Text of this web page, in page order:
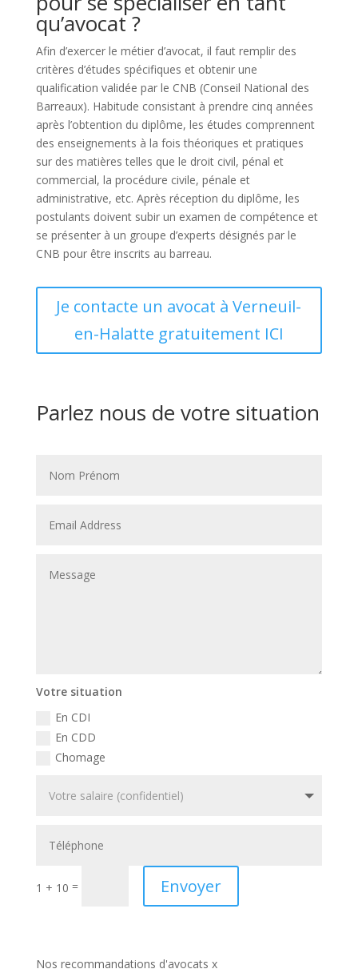
qu’avocat ?
Afin d’exercer le métier d’avocat, il faut remplir des
critères d’études spécifiques et obtenir une
qualification validée par le CNB (Conseil National des
Barreaux). Habitude consistant à prendre cinq années
après l’obtention du diplôme, les études comprennent
des enseignements à la fois théoriques et pratiques
sur des matières telles que le droit civil, pénal et
commercial, la procédure civile, pénale et
administrative, etc. Après réception du diplôme, les
postulants doivent subir un examen de compétence et
se présenter à un groupe d’experts désignés par le
CNB pour être inscrits au barreau.
Je contacte un avocat à Verneuil-
en-Halatte gratuitement ICI
Parlez nous de votre situation
Votre situation
En CDI
En CDD
Chomage
1 + 10 = Envoyer
Nos recommandations d'avocats x